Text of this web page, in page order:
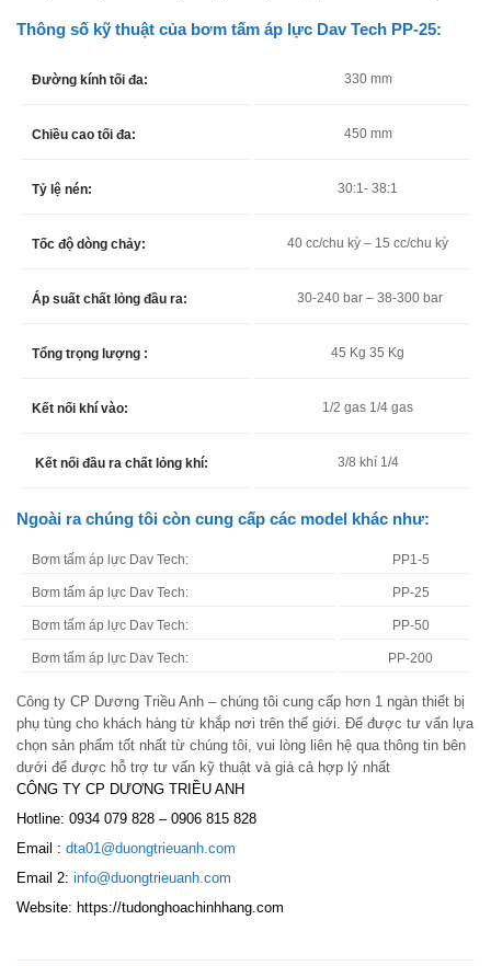
Thông số kỹ thuật của bơm tấm áp lực Dav Tech PP-25:
Đường kính tối đa: 330 mm
Chiều cao tối đa: 450 mm
Tỷ lệ nén: 30:1- 38:1
Tốc độ dòng chảy: 40 cc/chu kỳ – 15 cc/chu kỳ
Áp suất chất lỏng đầu ra: 30-240 bar – 38-300 bar
Tổng trọng lượng : 45 Kg 35 Kg
Kết nối khí vào: 1/2 gas 1/4 gas
Kết nối đầu ra chất lỏng khí: 3/8 khí 1/4
Ngoài ra chúng tôi còn cung cấp các model khác như:
Bơm tấm áp lực Dav Tech: PP1-5
Bơm tấm áp lực Dav Tech: PP-25
Bơm tấm áp lực Dav Tech: PP-50
Bơm tấm áp lực Dav Tech: PP-200
Công ty CP Dương Triều Anh – chúng tôi cung cấp hơn 1 ngàn thiết bị
phụ tùng cho khách hàng từ khắp nơi trên thế giới. Để được tư vấn lựa
chọn sản phẩm tốt nhất từ chúng tôi, vui lòng liên hệ qua thông tin bên
dưới để được hỗ trợ tư vấn kỹ thuật và giá cả hợp lý nhất
CÔNG TY CP DƯƠNG TRIỀU ANH
Hotline: 0934 079 828 – 0906 815 828
Email : dta01@duongtrieuanh.com
Email 2: info@duongtrieuanh.com
Website: https://tudonghoachinhhang.com